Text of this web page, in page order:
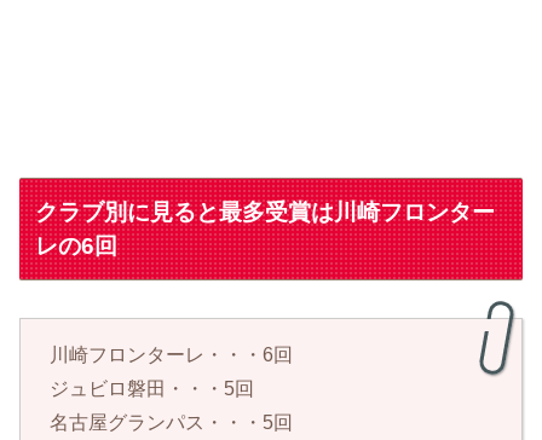
クラブ別に見ると最多受賞は川崎フロンター
レの6回
川崎フロンターレ・・・6回
ジュビロ磐田・・・5回
名古屋グランパス・・・5回